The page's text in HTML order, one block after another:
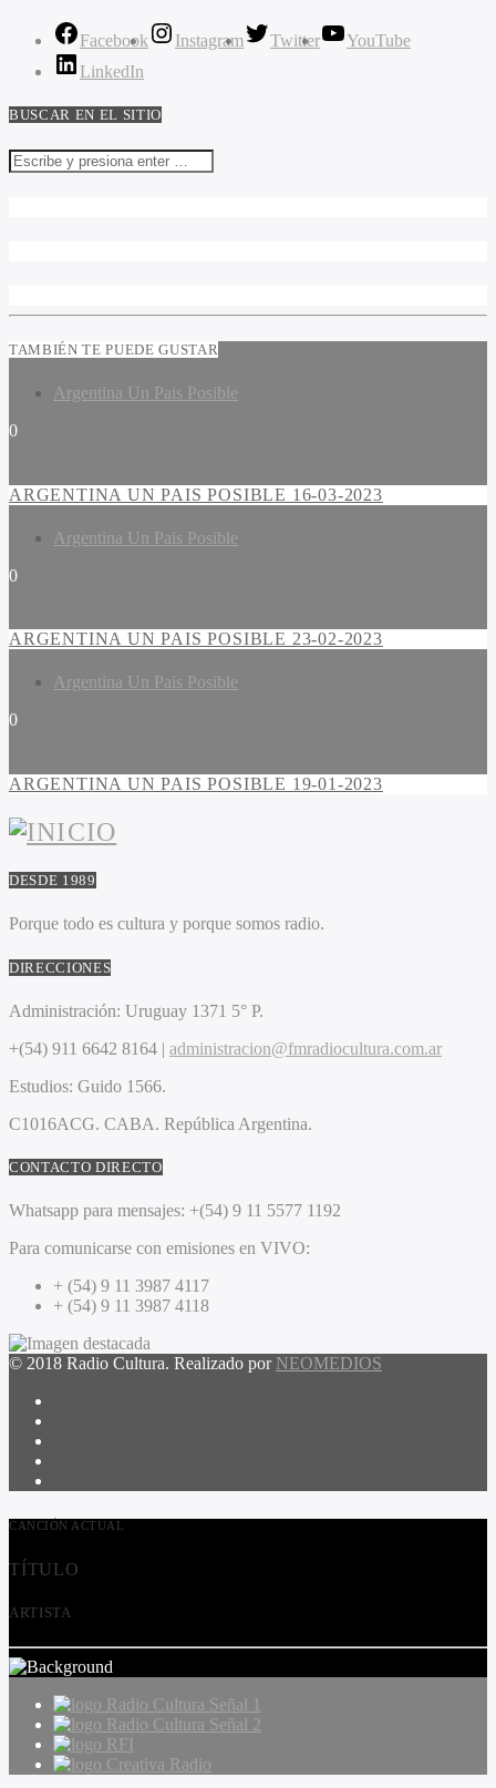
Facebook Instagram Twitter
YouTube
LinkedIn
BUSCAR EN EL SITIO
TAMBIÉN TE PUEDE GUSTAR
Argentina Un Pais Posible
0
ARGENTINA UN PAIS POSIBLE 16-03-2023
Argentina Un Pais Posible
0
ARGENTINA UN PAIS POSIBLE 23-02-2023
Argentina Un Pais Posible
0
ARGENTINA UN PAIS POSIBLE 19-01-2023
DESDE 1989
Porque todo es cultura y porque somos radio.
DIRECCIONES
Administración: Uruguay 1371 5° P.
+(54) 911 6642 8164 | administracion@fmradiocultura.com.ar
Estudios: Guido 1566.
C1016ACG. CABA. República Argentina.
CONTACTO DIRECTO
Whatsapp para mensajes: +(54) 9 11 5577 1192
Para comunicarse con emisiones en VIVO:
+ (54) 9 11 3987 4117
+ (54) 9 11 3987 4118
© 2018 Radio Cultura. Realizado por NEOMEDIOS
CANCIÓN ACTUAL
TÍTULO
ARTISTA
Radio Cultura Señal 1
Radio Cultura Señal 2
RFI
Creativa Radio